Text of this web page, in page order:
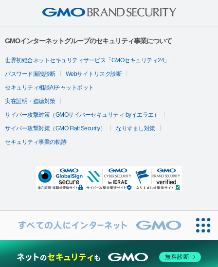
GMOインターネットグループのセキュリティ事業について
世界初総合ネットセキュリティサービス「GMOセキュリティ24」
パスワード漏洩診断
Webサイトリスク診断
セキュリティ相談AIチャットボット
実在証明・盗聴対策
サイバー攻撃対策（GMOサイバーセキュリティ byイエラエ）
サイバー攻撃対策（GMO Flatt Security）
なりすまし対策
セキュリティ事業の軌跡
無料診断